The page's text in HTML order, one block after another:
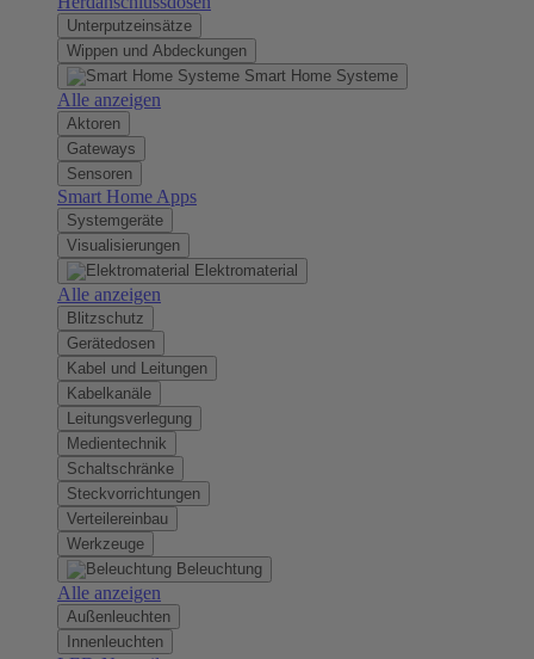
Unterputzeinsätze
Wippen und Abdeckungen
Smart Home Systeme
Alle anzeigen
Aktoren
Gateways
Sensoren
Smart Home Apps
Systemgeräte
Visualisierungen
Elektromaterial
Alle anzeigen
Blitzschutz
Gerätedosen
Kabel und Leitungen
Kabelkanäle
Leitungsverlegung
Medientechnik
Schaltschränke
Steckvorrichtungen
Verteilereinbau
Werkzeuge
Beleuchtung
Alle anzeigen
Außenleuchten
Innenleuchten